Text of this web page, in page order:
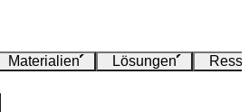
Materialien Lösungen